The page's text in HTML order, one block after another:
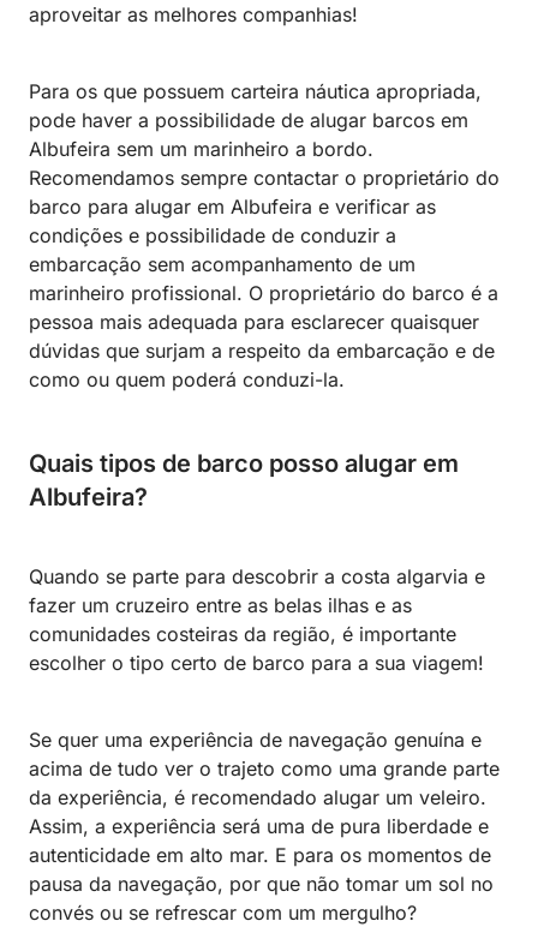
aproveitar as melhores companhias!
Para os que possuem carteira náutica apropriada,
pode haver a possibilidade de alugar barcos em
Albufeira sem um marinheiro a bordo.
Recomendamos sempre contactar o proprietário do
barco para alugar em Albufeira e verificar as
condições e possibilidade de conduzir a
embarcação sem acompanhamento de um
marinheiro profissional. O proprietário do barco é a
pessoa mais adequada para esclarecer quaisquer
dúvidas que surjam a respeito da embarcação e de
como ou quem poderá conduzi-la.
Quais tipos de barco posso alugar em
Albufeira?
Quando se parte para descobrir a costa algarvia e
fazer um cruzeiro entre as belas ilhas e as
comunidades costeiras da região, é importante
escolher o tipo certo de barco para a sua viagem!
Se quer uma experiência de navegação genuína e
acima de tudo ver o trajeto como uma grande parte
da experiência, é recomendado alugar um veleiro.
Assim, a experiência será uma de pura liberdade e
autenticidade em alto mar. E para os momentos de
pausa da navegação, por que não tomar um sol no
convés ou se refrescar com um mergulho?